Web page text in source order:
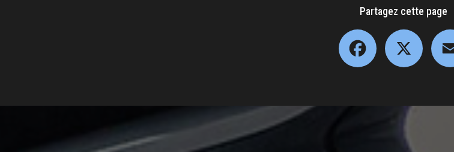
Partagez cette page
Facebook